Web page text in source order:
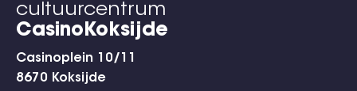
cultuurcentrum
CasinoKoksijde
Casinoplein 10/11
8670 Koksijde